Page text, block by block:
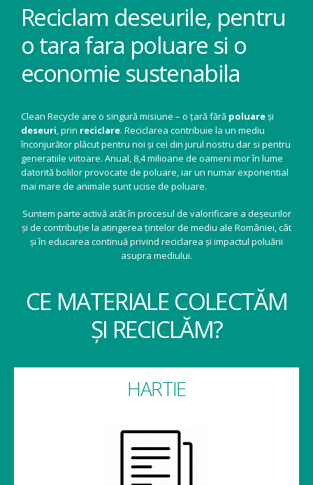
Reciclam deseurile, pentru
o tara fara poluare si o
economie sustenabila
Clean Recycle are o singură misiune – o țară fără poluareși
deseuri, prin reciclare. Reciclarea contribuie la un mediu
înconjurător plăcut pentru noi și cei din jurul nostru dar si pentru
generatiile viitoare. Anual, 8,4 milioane de oameni mor în lume
datorită bolilor provocate de poluare, iar un numar exponential
mai mare de animale sunt ucise de poluare.
Suntem parte activă atât în procesul de valorificare a deșeurilor
și de contribuție la atingerea țintelor de mediu ale României, cât
și în educarea continuă privind reciclarea și impactul poluării
asupra mediului.
CE MATERIALE COLECTĂM
ȘI RECICLĂM?
HARTIE